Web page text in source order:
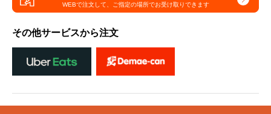
WEBで注文して、 ご指定の場所でお受け取りできます
その他サービスから注文